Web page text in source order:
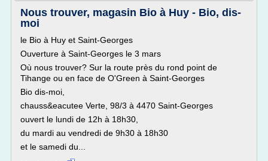
Nous trouver, magasin Bio à Huy - Bio, dis-
moi
le Bio à Huy et Saint-Georges
Ouverture à Saint-Georges le 3 mars
Où nous trouver? Sur la route près du rond point de
Tihange ou en face de O'Green à Saint-Georges
Bio dis-moi,
chauss&eacutee Verte, 98/3 à 4470 Saint-Georges
ouvert le lundi de 12h à 18h30,
du mardi au vendredi de 9h30 à 18h30
et le samedi du...